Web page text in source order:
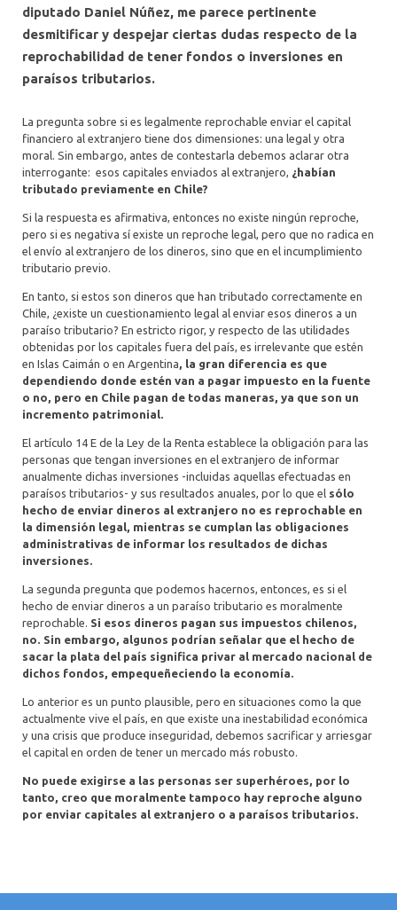
diputado Daniel Núñez, me parece pertinente
desmitificar y despejar ciertas dudas respecto de la
reprochabilidad de tener fondos o inversiones en
paraísos tributarios.
La pregunta sobre si es legalmente reprochable enviar el capital
financiero al extranjero tiene dos dimensiones: una legal y otra
moral. Sin embargo, antes de contestarla debemos aclarar otra
interrogante: esos capitales enviados al extranjero,
¿habían
tributado previamente en Chile?
Si la respuesta es afirmativa, entonces no existe ningún reproche,
pero si es negativa sí existe un reproche legal, pero que no radica en
el envío al extranjero de los dineros, sino que en el incumplimiento
tributario previo.
En tanto, si estos son dineros que han tributado correctamente en
Chile, ¿existe un cuestionamiento legal al enviar esos dineros a un
paraíso tributario? En estricto rigor, y respecto de las utilidades
obtenidas por los capitales fuera del país, es irrelevante que estén
en Islas Caimán o en Argentina, la gran diferencia es que
dependiendo donde estén van a pagar impuesto en la fuente
o no, pero en Chile pagan de todas maneras, ya que son un
incremento patrimonial.
El artículo 14 E de la Ley de la Renta establece la obligación para las
personas que tengan inversiones en el extranjero de informar
anualmente dichas inversiones -incluidas aquellas efectuadas en
paraísos tributarios- y sus resultados anuales, por lo que el sólo
hecho de enviar dineros al extranjero no es reprochable en
la dimensión legal, mientras se cumplan las obligaciones
administrativas de informar los resultados de dichas
inversiones.
La segunda pregunta que podemos hacernos, entonces, es si el
hecho de enviar dineros a un paraíso tributario es moralmente
reprochable. Si esos dineros pagan sus impuestos chilenos,
no. Sin embargo, algunos podrían señalar que el hecho de
sacar la plata del país significa privar al mercado nacional de
dichos fondos, empequeñeciendo la economía.
Lo anterior es un punto plausible, pero en situaciones como la que
actualmente vive el país, en que existe una inestabilidad económica
y una crisis que produce inseguridad, debemos sacrificar y arriesgar
el capital en orden de tener un mercado más robusto.
No puede exigirse a las personas ser superhéroes, por lo
tanto, creo que moralmente tampoco hay reproche alguno
por enviar capitales al extranjero o a paraísos tributarios.